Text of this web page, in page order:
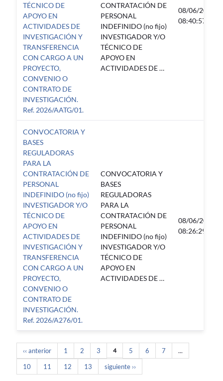
TÉCNICO DE
APOYO EN
ACTIVIDADES DE
INVESTIGACIÓN Y
TRANSFERENCIA
CON CARGO A UN
PROYECTO,
CONVENIO O
CONTRATO DE
INVESTIGACIÓN.
Ref. 2026/AATG/01.
CONTRATACIÓN DE
PERSONAL
INDEFINIDO (no fijo)
INVESTIGADOR Y/O
TÉCNICO DE
APOYO EN
ACTIVIDADES DE …
08/06/2026
08:40:57
CONVOCATORIA Y
BASES
REGULADORAS
PARA LA
CONTRATACIÓN DE
PERSONAL
INDEFINIDO (no fijo)
INVESTIGADOR Y/O
TÉCNICO DE
APOYO EN
ACTIVIDADES DE
INVESTIGACIÓN Y
TRANSFERENCIA
CON CARGO A UN
PROYECTO,
CONVENIO O
CONTRATO DE
INVESTIGACIÓN.
Ref. 2026/A276/01.
CONVOCATORIA Y
BASES
REGULADORAS
PARA LA
CONTRATACIÓN DE
PERSONAL
INDEFINIDO (no fijo)
INVESTIGADOR Y/O
TÉCNICO DE
APOYO EN
ACTIVIDADES DE …
08/06/2026
08:26:29
‹‹ anterior 1 2 3 4 5 6 7
...
10
11 12 13 siguiente ››